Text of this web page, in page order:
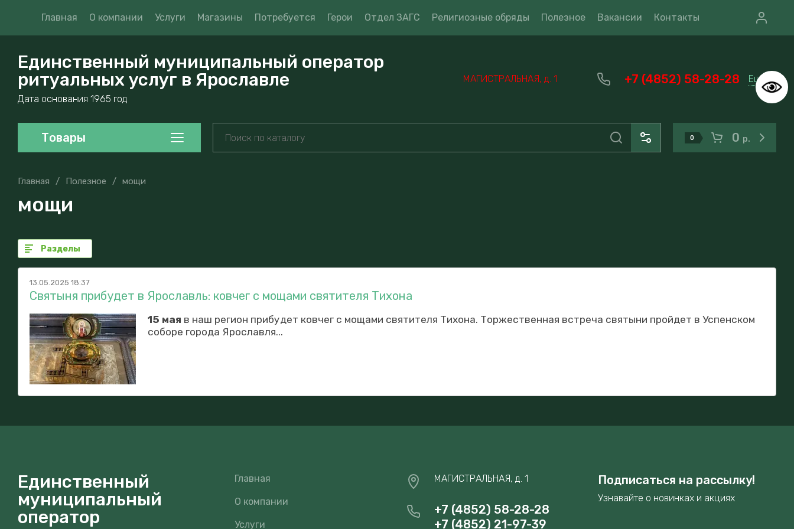
Главная О компании Услуги Магазины Потребуется Герои Отдел ЗАГС Религиозные обряды Полезное Вакансии Контакты
Единственный муниципальный оператор
ритуальных услуг в Ярославле
Дата основания 1965 год
МАГИСТРАЛЬНАЯ, д. 1 +7 (4852) 58-28-28 Еще
0 0 р.
Товары
Главная / Полезное / мощи
мощи
Разделы
13.05.2025 18:37
Святыня прибудет в Ярославль: ковчег с мощами святителя Тихона
15 мая в наш регион прибудет ковчег с мощами святителя Тихона. Торжественная встреча святыни пройдет в Успенском
соборе города Ярославля...
Единственный
муниципальный
оператор
Главная
О компании
Услуги
МАГИСТРАЛЬНАЯ, д. 1
+7 (4852) 58-28-28
+7 (4852) 21-97-39
Подписаться на рассылку!
Узнавайте о новинках и акциях